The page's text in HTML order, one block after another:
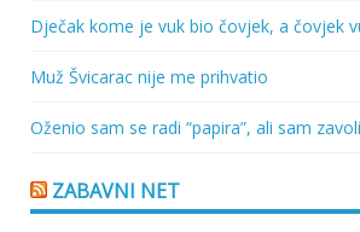
Dječak kome je vuk bio čovjek, a čovjek
Muž Švicarac nije me prihvatio
Oženio sam se radi “papira”, ali sam
ZABAVNI NET